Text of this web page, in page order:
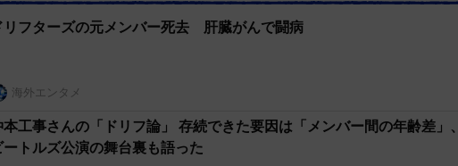
リフターズの元メンバー死去 肝臓がんで闘病
海外エンタメ
本工事さんの「ドリフ論」 存続できた要因は「メンバー間の年齢差」、
ートルズ公演の舞台裏も語った